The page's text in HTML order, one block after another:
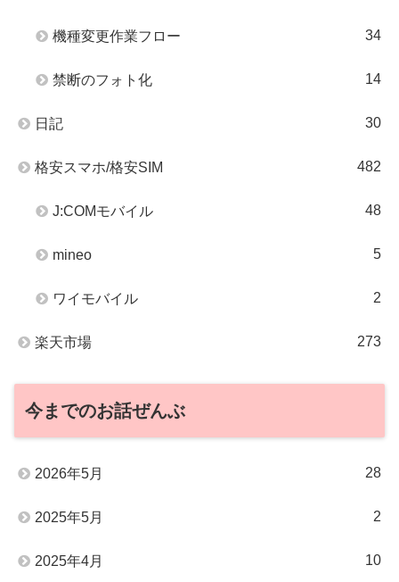
機種変更作業フロー 34
禁断のフォト化 14
日記 30
格安スマホ/格安SIM 482
J:COMモバイル 48
mineo 5
ワイモバイル 2
楽天市場 273
今までのお話ぜんぶ
2026年5月 28
2025年5月 2
2025年4月 10